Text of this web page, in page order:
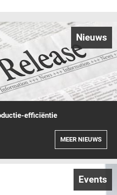
Nieuws
efficiëntie
MEER NIEUWS
Events